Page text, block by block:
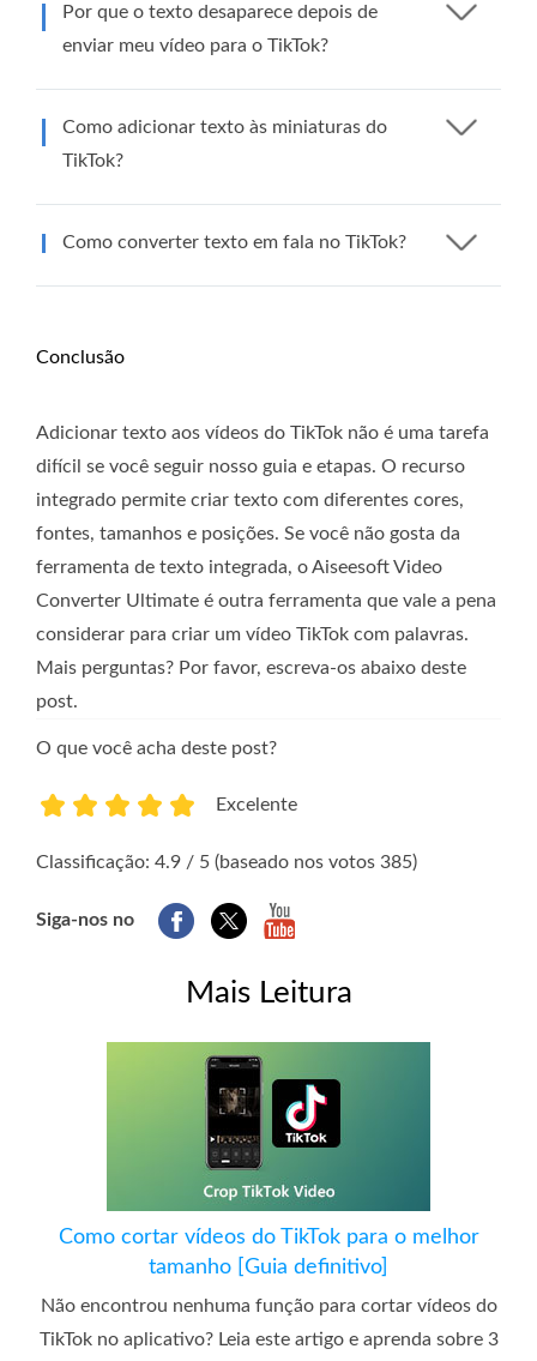
Por que o texto desaparece depois de
enviar meu vídeo para o TikTok?
Como adicionar texto às miniaturas do
TikTok?
Como converter texto em fala no TikTok?
Conclusão
Adicionar texto aos vídeos do TikTok não é uma tarefa
difícil se você seguir nosso guia e etapas. O recurso
integrado permite criar texto com diferentes cores,
fontes, tamanhos e posições. Se você não gosta da
ferramenta de texto integrada, o Aiseesoft Video
Converter Ultimate é outra ferramenta que vale a pena
considerar para criar um vídeo TikTok com palavras.
Mais perguntas? Por favor, escreva-os abaixo deste
post.
O que você acha deste post?
Excelente
Classificação: 4.9 / 5 (baseado nos votos 385)
Siga-nos no
Mais Leitura
Como cortar vídeos do TikTok para o melhor
tamanho [Guia definitivo]
Não encontrou nenhuma função para cortar vídeos do
TikTok no aplicativo? Leia este artigo e aprenda sobre 3